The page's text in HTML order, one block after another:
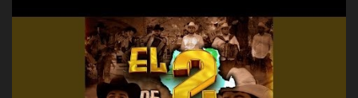
algunas que no lo entiendan Porque ahora soy su pesadilla, lo sé
Soy yo la octava maravilla, no lo niegues Tengo de rodillas a otras
cien Y por más que quieran no me detienen Soy yo la mente que
más brilla, lo ves Pa' mi la vida es tan sencilla No lo entenderías en
tu vida, y está bien Porque lo que tengo nadie lo tiene Una me está